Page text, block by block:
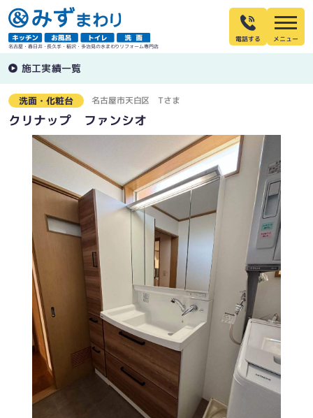
名古屋・春日井・長久手・稲沢・多治見の水まわりリフォーム専門店
電話する
施工実績一覧
洗面・化粧台 名古屋市天白区 Tさま
クリナップ ファンシオ